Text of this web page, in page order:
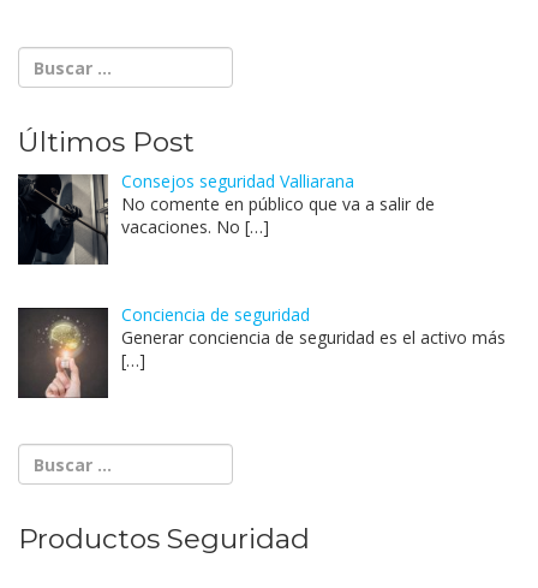
Últimos Post
Consejos seguridad Valliarana
No comente en público que va a salir de
vacaciones. No […]
Conciencia de seguridad
Generar conciencia de seguridad es el activo más
[…]
Productos Seguridad